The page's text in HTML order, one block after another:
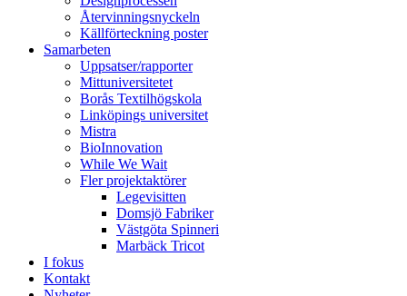
Återvinningsnyckeln
Källförteckning poster
Samarbeten
Uppsatser/rapporter
Mittuniversitetet
Borås Textilhögskola
Linköpings universitet
Mistra
BioInnovation
While We Wait
Fler projektaktörer
Legevisitten
Domsjö Fabriker
Västgöta Spinneri
Marbäck Tricot
I fokus
Kontakt